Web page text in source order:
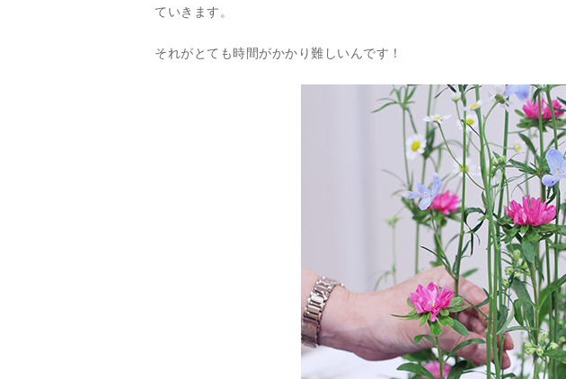
ていきます。
それがとても時間がかかり難しいんです！